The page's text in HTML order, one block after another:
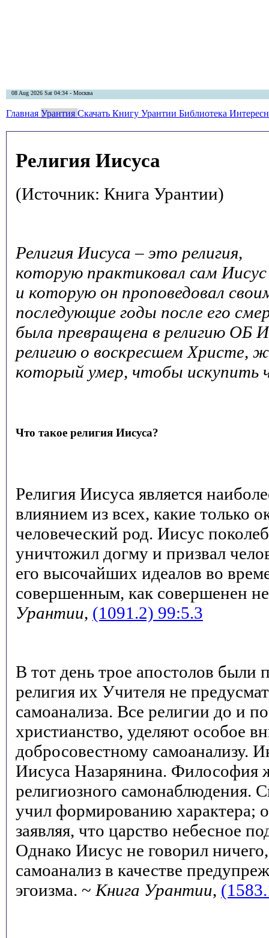
08 Aug 2026 Sat 04:34 - Москва
Главная Урантия Скачать Книгу Урантии Библиотека
Религия Иисуса
(Источник: Книга Урантии)
Религия Иисуса – это религия,
которую практиковал сам Иисус
и которую он проповедовал
последующие годы после его
была превращена в религию ОБ
религию о воскресшем Христе,
который умер, чтобы искупить
Что такое религия Иисуса?
Религия Иисуса является
влиянием из всех, какие только
человеческий род. Иисус
уничтожил догму и призвал
его высочайших идеалов во
совершенным, как совершенен
Урантии, (1091.2) 99:5.3
В тот день трое апостолов были
религия их Учителя не
самоанализа. Все религии до и
христианство, уделяют особое
добросовестному самоанализу.
Иисуса Назарянина. Философия
религиозного самонаблюдения.
учил формированию характера;
заявляя, что царство небесное
Однако Иисус не говорил
самоанализ в качестве
эгоизма. ~ Книга Урантии,